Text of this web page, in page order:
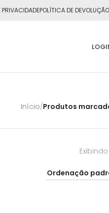
PRIVACIDADEPOLÍTICA DE
Início/Produtos